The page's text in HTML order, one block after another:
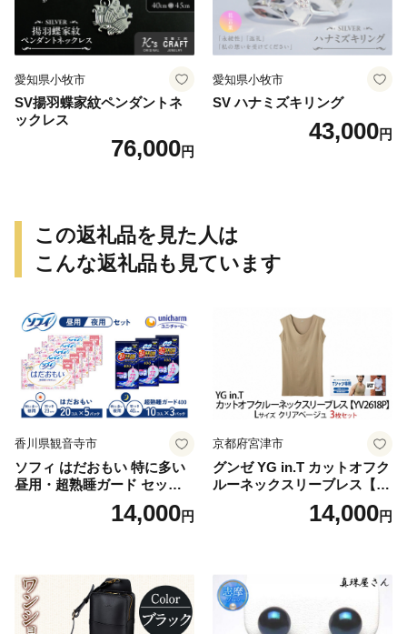
愛知県小牧市
SV揚羽蝶家紋ペンダントネ
ックレス
76,000円
愛知県小牧市
SV ハナミズキリング
43,000円
この返礼品を見た人は
こんな返礼品も見ています
香川県観音寺市
ソフィ はだおもい 特に多い
昼用・超熟睡ガード セット
羽付き ナプキン 生理用品 サ
ニタリー ユニ・チャーム
14,000円
京都府宮津市
グンゼ YG in.T カットオフク
ルーネックスリーブレス【Y
V2618P】Lサイズ クリアベ
ージュ3枚セット [№5716-04
14,000円